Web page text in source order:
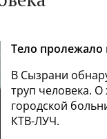
Тело пролежало
В Сызрани
труп человека.
городской
КТВ-ЛУЧ.